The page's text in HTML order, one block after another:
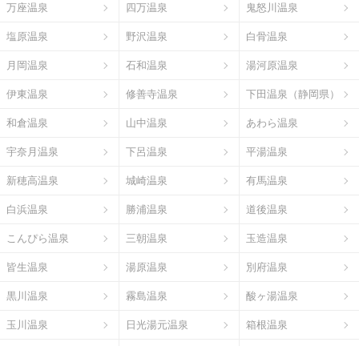
万座温泉 四万温泉 鬼怒川温泉
塩原温泉 野沢温泉 白骨温泉
月岡温泉 石和温泉 湯河原温泉
伊東温泉 修善寺温泉 下田温泉（静岡県）
和倉温泉 山中温泉 あわら温泉
宇奈月温泉 下呂温泉 平湯温泉
新穂高温泉 城崎温泉 有馬温泉
白浜温泉 勝浦温泉 道後温泉
こんぴら温泉 三朝温泉 玉造温泉
皆生温泉 湯原温泉 別府温泉
黒川温泉 霧島温泉 酸ヶ湯温泉
玉川温泉 日光湯元温泉 箱根温泉